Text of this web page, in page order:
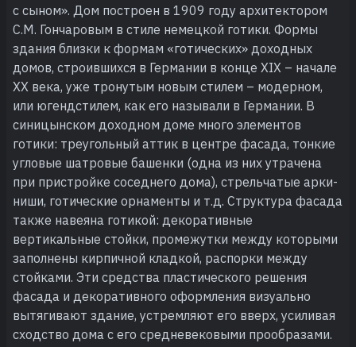
с сыном». Дом построен в 1909 году архитектором
С.М. Гончаровым в стиле немецкой готики. Формы
здания близки к формам «готических» доходных
домов, строившихся в Германии в конце XIX – начале
XX века, уже тронутым новым стилем – модерном,
или югендстилем, как его называли в Германии. В
синицынском доходном доме много элементов
готики: треугольный аттик в центре фасада, тонкие
угловые шатровые башенки (одна из них утрачена
при пристройке соседнего дома), стрельчатые арки-
ниши, готические орнаменты и т.д. Структура фасада
также навеяна готикой: декоративные
вертикальные стойки, промежутки между которыми
заполнены кирпичной кладкой, распорки между
стойками. Эти средства пластического решения
фасада и декоративного оформления визуально
вытягивают здание, устремляют его вверх, усиливая
сходство дома с его средневековыми прообразами.